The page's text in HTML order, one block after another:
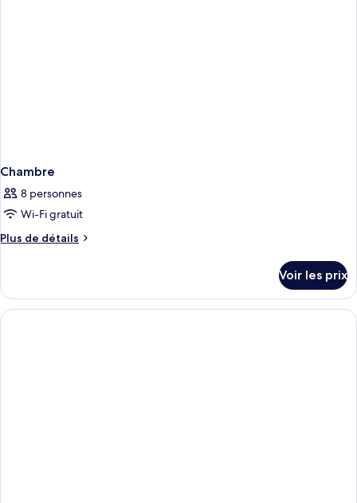
Chambre
8 personnes
Wi-Fi gratuit
Plus de détails
Plus
le
type
de
Voir les prix